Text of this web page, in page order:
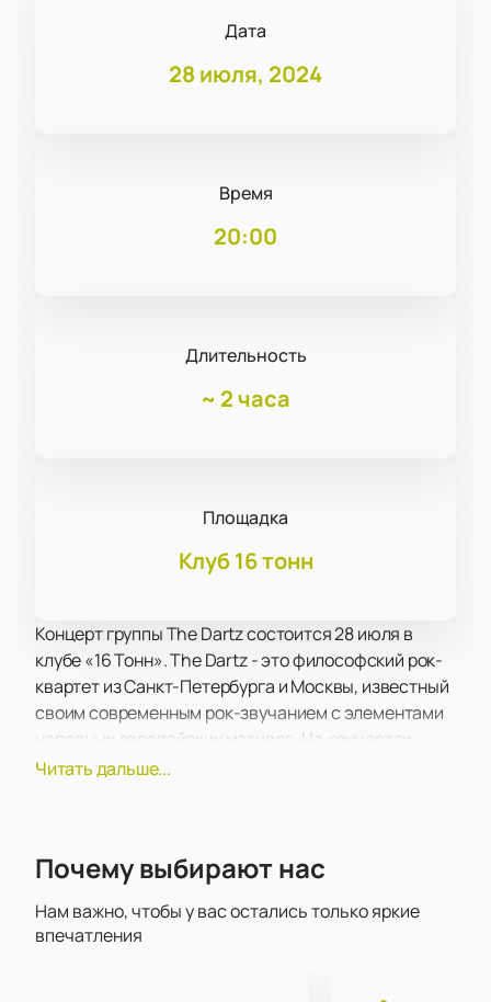
Дата
28 июля, 2024
Время
20:00
Длительность
~ 2 часа
Площадка
Клуб 16 тонн
Концерт группы The Dartz состоится 28 июля в
клубе «16 Тонн». The Dartz - это философский рок-
квартет из Санкт-Петербурга и Москвы, известный
своим современным рок-звучанием с элементами
народных европейских мотивов. На концертах
группы часто можно увидеть танцевальные флэш-
«Когда позовёт тебя море».
концертных площадок Москвы. Он расположен в
центре города и предлагает отличную акустику и
Читать дальше...
Почему выбирают нас
Нам важно, чтобы у вас остались только яркие
впечатления